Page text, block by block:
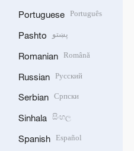
Portuguese Português
Pashto پښتو
Romanian Română
Russian Русский
Serbian Српски
Sinhala සිංහල
Spanish Español